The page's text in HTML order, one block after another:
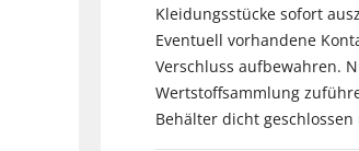
Kleidungsstücke sofort
Eventuell vorhandene
Verschluss aufbewahren.
Wertstoffsammlung
Behälter dicht